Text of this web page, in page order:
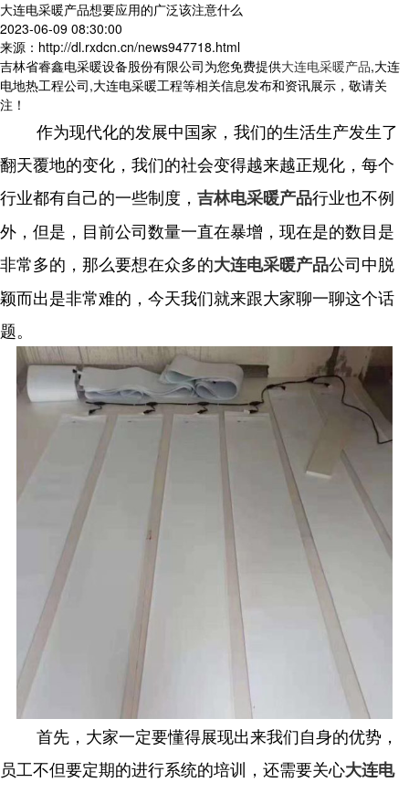
大连电采暖产品想要应用的广泛该注意什么
2023-06-09 08:30:00
来源：http://dl.rxdcn.cn/news947718.html
吉林省睿鑫电采暖设备股份有限公司为您免费提供大连电采暖产品,大连
电地热工程公司,大连电采暖工程等相关信息发布和资讯展示，敬请关
注！
作为现代化的发展中国家，我们的生活生产发生了
翻天覆地的变化，我们的社会变得越来越正规化，每个
行业都有自己的一些制度， 吉林电采暖产品行业也不例
外，但是，目前公司数量一直在暴增，现在是的数目是
非常多的，那么要想在众多的大连电采暖产品公司中脱
颖而出是非常难的，今天我们就来跟大家聊一聊这个话
题。
首先，大家一定要懂得展现出来我们自身的优势，
员工不但要定期的进行系统的培训，还需要关心大连电